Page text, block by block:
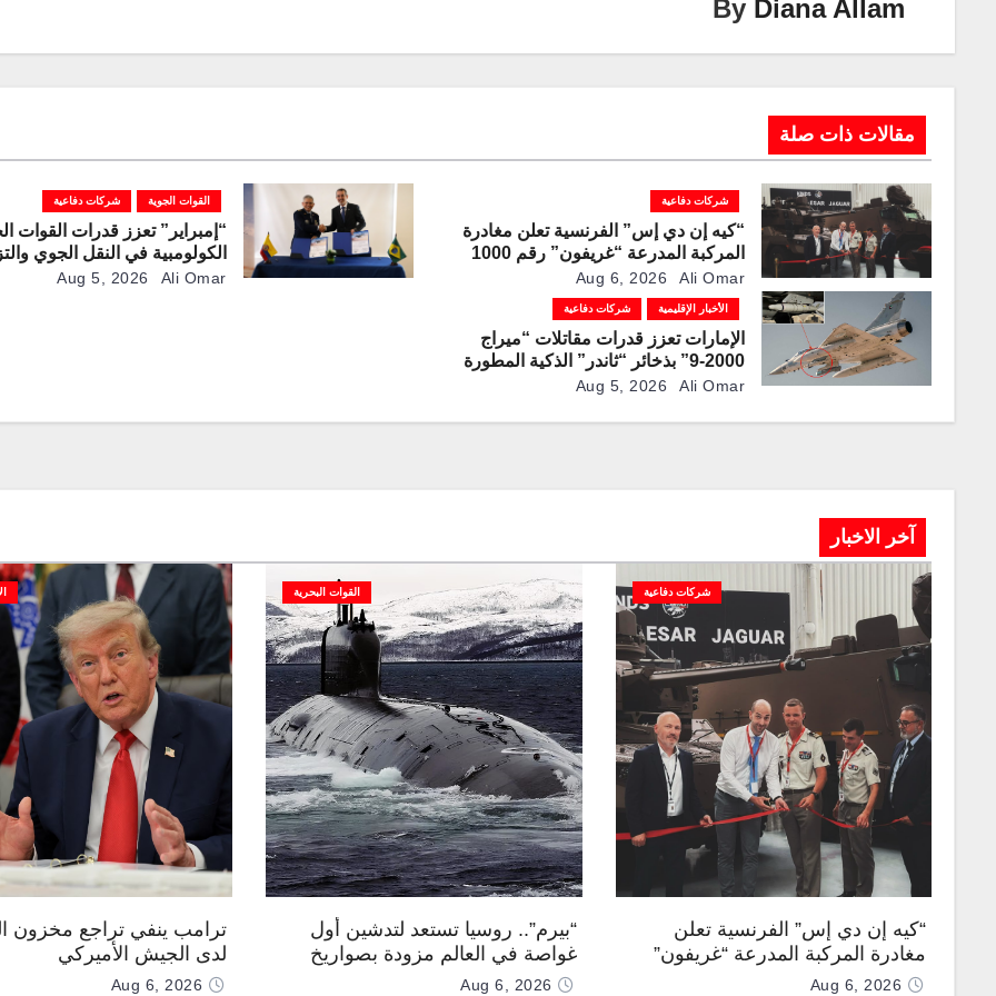
By Diana Allam
مقالات ذات صلة
شركات دفاعية
“كيه إن دي إس” الفرنسية تعلن مغادرة
المركبة المدرعة “غريفون” رقم 1000
لخط الإنتاج Aug 6, 2026 Ali Omar
القوات الجوية شركات دفاعية
“إمبراير” تعزز قدرات القوات
الكولومبية في النقل الجوي
بالوقود جوًا من خلال تزويدها
Aug 5, 2026 Ali Omar
الأخبار الإقليمية شركات دفاعية
الإمارات تعزز قدرات مقاتلات “ميراج
2000-9” بذخائر “ثاندر” الذكية المطورة
محليًا
Aug 5, 2026 Ali Omar
آخر الاخبار
شركات دفاعية
“كيه إن دي إس” الفرنسية تعلن
مغادرة المركبة المدرعة “غريفون”
رقم 1000 لخط الإنتاجAug 6, 2026
القوات البحرية
“بيرم”.. روسيا تستعد لتدشين أول
غواصة في العالم مزودة بصواريخ
كروز فرط صوتية
Aug 6, 2026
ترامب ينفي تراجع مخزون
لدى الجيش الأميركي
Aug 6, 2026